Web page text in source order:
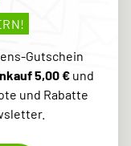
Gutschein
5,00 €und
und Rabatte